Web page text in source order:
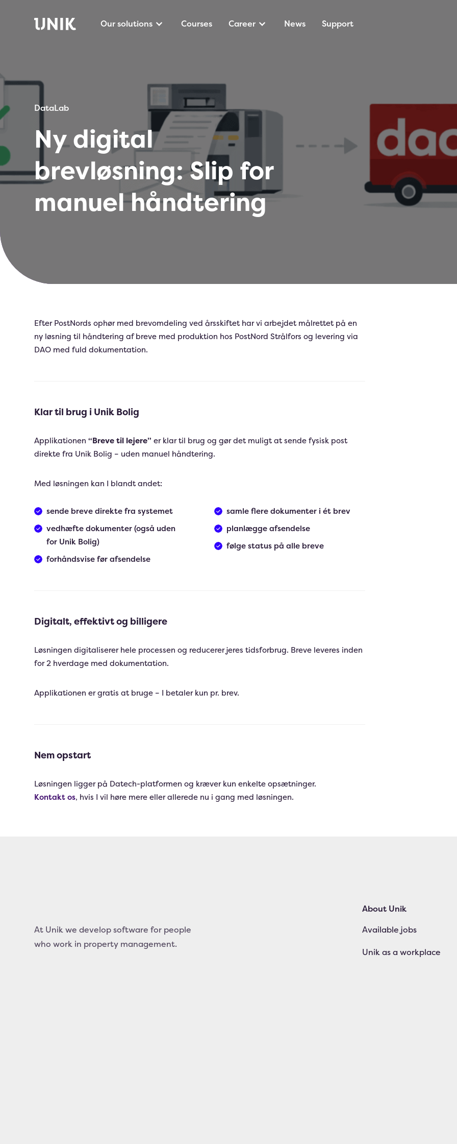
Our solutions Courses Career News Support
DataLab
Ny digital
brevløsning: Slip for
manuel håndtering
Efter PostNords ophør med brevomdeling ved årsskiftet har vi arbejdet målrettet på en
ny løsning til håndtering af breve med produktion hos PostNord Strålfors og levering via
DAO med fuld dokumentation.
Klar til brug i Unik Bolig
Applikationen“Breve til lejere” er klar til brug og gør det muligt at sende fysisk post
direkte fra Unik Bolig – uden manuel håndtering.
Med løsningen kan I blandt andet:
sende breve direkte fra systemet
vedhæfte dokumenter (også uden
for Unik Bolig)
forhåndsvise før afsendelse
samle flere dokumenter i ét brev
planlægge afsendelse
følge status på alle breve
Digitalt, effektivt og billigere
Løsningen digitaliserer hele processen og reducerer jeres tidsforbrug. Breve leveres inden
for 2 hverdage med dokumentation.
Applikationen er gratis at bruge – I betaler kun pr. brev.
Nem opstart
Løsningen ligger på Datech-platformen og kræver kun enkelte opsætninger.
Kontakt os, hvis I vil høre mere eller allerede nu i gang med løsningen.
At Unik we develop software for people
who work in property management.
About Unik
Available jobs
Unik as a workplace